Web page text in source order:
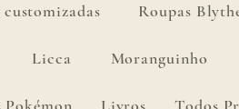
Roupas
Licca Moranguinho